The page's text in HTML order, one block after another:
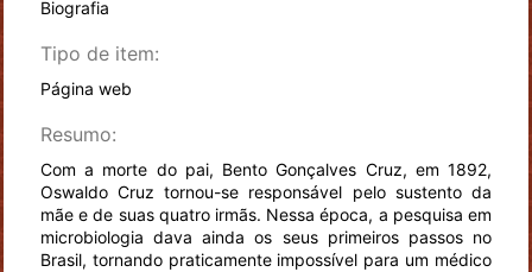
Biografia
Tipo de item:
Página web
Resumo:
Com a morte do pai, Bento Gonçalves Cruz, em 1892,
Oswaldo Cruz tornou-se responsável pelo sustento da
mãe e de suas quatro irmãs. Nessa época, a pesquisa em
microbiologia dava ainda os seus primeiros passos no
Brasil, tornando praticamente impossível para um médico